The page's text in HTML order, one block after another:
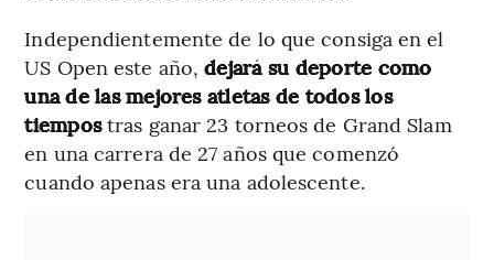
Independientemente de lo que consiga en el
US Open este año,dejará su deporte como
una de las mejores atletas de todos los
tiempostras ganar 23 torneos de Grand Slam
en una carrera de 27 años que comenzó
cuando apenas era una adolescente.